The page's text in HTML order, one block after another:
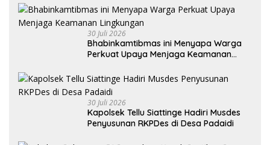
30 Juli 2026
Bhabinkamtibmas ini Menyapa Warga
Perkuat Upaya Menjaga Keamanan
30 Juli 2026
Kapolsek Tellu Siattinge Hadiri Musdes
Penyusunan RKPDes di Desa Padaidi